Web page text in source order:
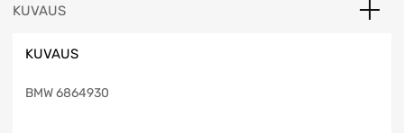
KUVAUS
KUVAUS
BMW 6864930